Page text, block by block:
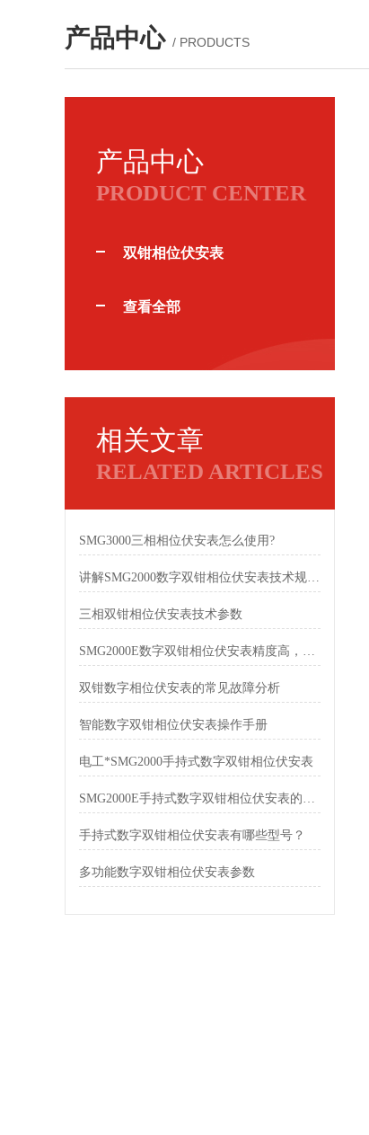
产品中心 / PRODUCTS
产品中心
PRODUCT CENTER
双钳相位伏安表
查看全部
相关文章
RELATED ARTICLES
SMG3000三相相位伏安表怎么使用?
讲解SMG2000数字双钳相位伏安表技术规格参数
三相双钳相位伏安表技术参数
SMG2000E数字双钳相位伏安表精度高，测量快
双钳数字相位伏安表的常见故障分析
智能数字双钳相位伏安表操作手册
电工*SMG2000手持式数字双钳相位伏安表
SMG2000E手持式数字双钳相位伏安表的功能表现
手持式数字双钳相位伏安表有哪些型号？
多功能数字双钳相位伏安表参数